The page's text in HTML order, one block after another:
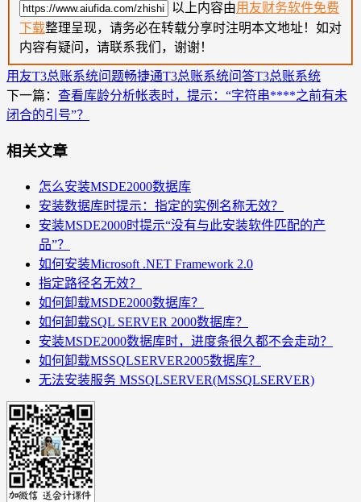
以上内容由用友财务软件免费
下载整理呈现，请务必在转载分享时注明本文地址！如对
内容有疑问，请联系我们，谢谢！
用友T3总账系统问题畅捷通T3总账系统问答T3总账系统
下一篇： 查看库龄分析帐表时，提示：“字符串****之前有未
闭合的引号”？
相关文章
怎么安装MSDE2000数据库
安装数据库时提示：指定的实例名称无效？
安装MSDE2000时提示“没有与此安装软件匹配的产
品”？
如何安装Microsoft .NET Framework 2.0
指定路径名无效？
如何卸载MSDE2000数据库？
如何卸载SQL SERVER 2000数据库？
安装MSDE2000数据库时，进度条很久都不会走动？
如何卸载MSSQLSERVER2005数据库？
无法安装服务 MSSQLSERVER(MSSQLSERVER)